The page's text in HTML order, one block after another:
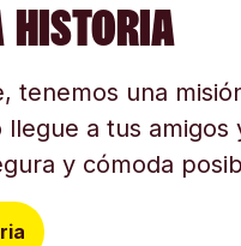
HISTORIA
tenemos una
a tus amigos
y cómoda